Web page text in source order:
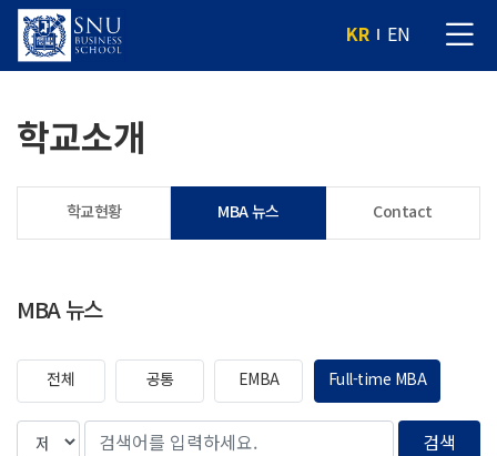
KR EN
학교소개
학교현황 MBA 뉴스 Contact
MBA 뉴스
전체 공통 EMBA Full-time MBA
검색